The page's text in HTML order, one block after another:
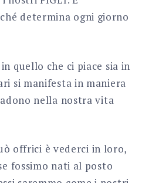
determina ogni giorno
quello che ci piace sia in
si manifesta in maniera
nella nostra vita
offrici è vederci in loro,
fossimo nati al posto